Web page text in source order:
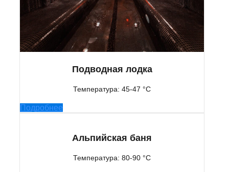
Подводная лодка
Температура: 45-47 °C
Подробнее
Альпийская баня
Температура: 80-90 °C